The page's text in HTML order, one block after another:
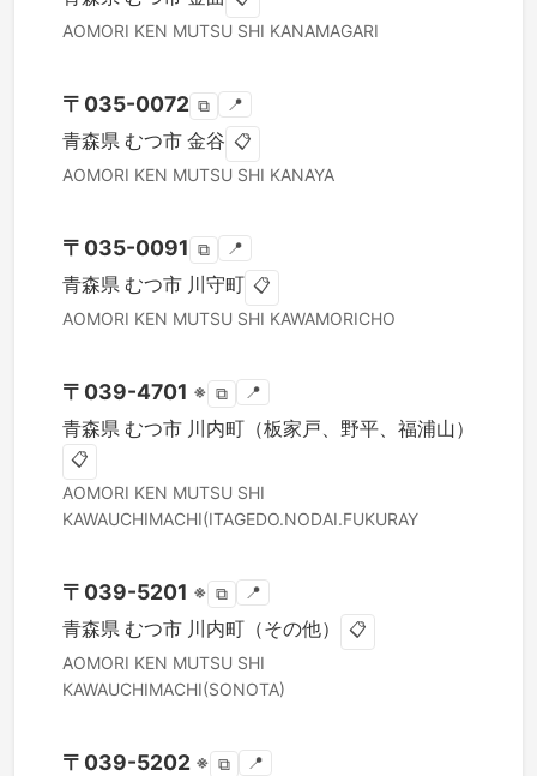
AOMORI KEN MUTSU SHI KANAMAGARI
〒 035-0072 ⧉ 📍
青森県 むつ市 金谷 📋
AOMORI KEN MUTSU SHI KANAYA
〒 035-0091 ⧉ 📍
青森県 むつ市 川守町 📋
AOMORI KEN MUTSU SHI KAWAMORICHO
〒 039-4701 ※ ⧉ 📍
青森県 むつ市 川内町（板家戸、野平、福浦山）
📋
AOMORI KEN MUTSU SHI
KAWAUCHIMACHI(ITAGEDO.NODAI.FUKURAY
〒 039-5201 ※ ⧉ 📍
青森県 むつ市 川内町（その他） 📋
AOMORI KEN MUTSU SHI
KAWAUCHIMACHI(SONOTA)
〒 039-5202 ※ ⧉ 📍